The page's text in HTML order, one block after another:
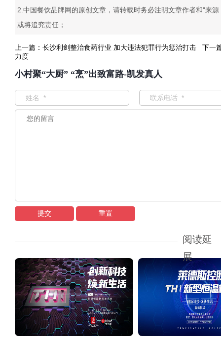
2.中国餐饮品牌网的原创文章，请转载时务必注明文章作者和"来
或将追究责任；
上一篇： 长沙利剑整治食药行业 加大违法犯罪行为惩治打击
力度
下一
小村聚“大厨” “烹”出致富路-凯发真人
提交 重置
阅读延
展